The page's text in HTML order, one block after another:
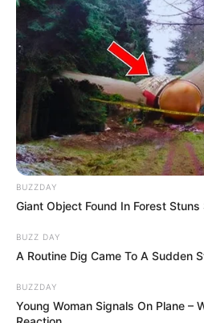
BUZZDAY
Giant Object Found In Forest
BUZZ DAY
A Routine Dig Came To A Sudden
BUZZDAY
Young Woman Signals On Plane –